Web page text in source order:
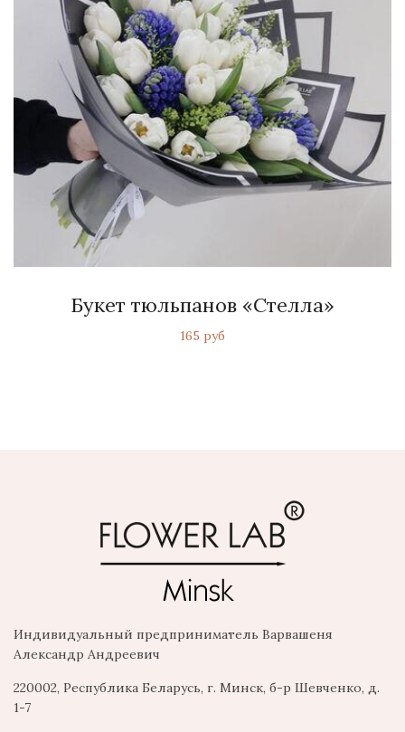
Букет тюльпанов «Стелла»
165 руб
Индивидуальный предприниматель Варвашеня
Александр Андреевич
220002, Республика Беларусь, г. Минск, б-р Шевченко, д.
1-7